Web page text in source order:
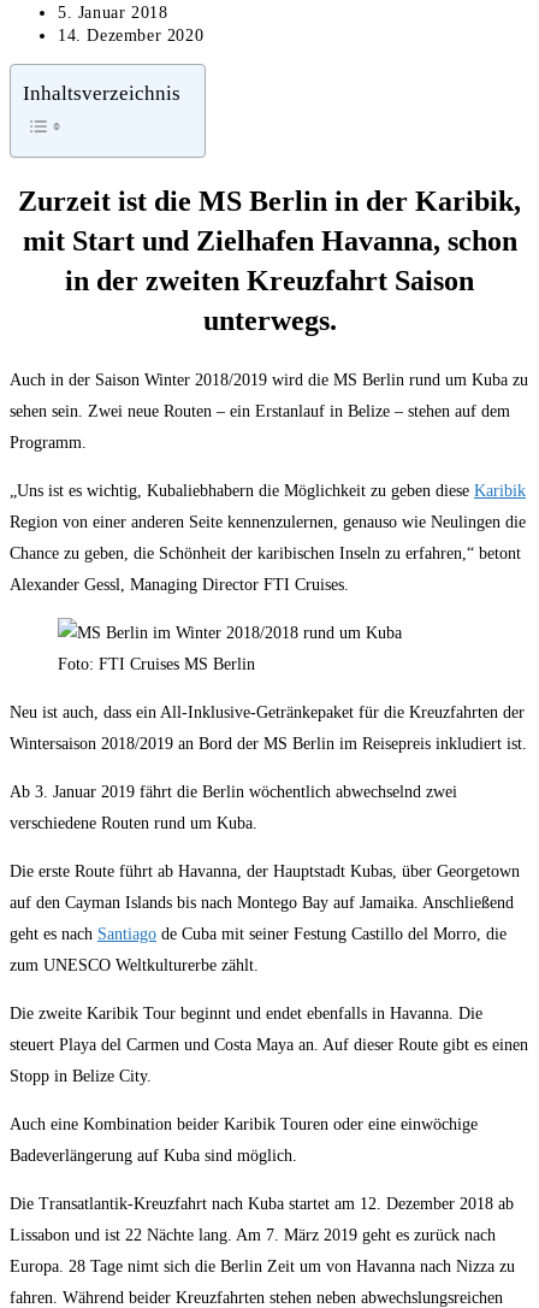
Autor:
Beitrag
veröffentlicht:
5. Januar 2018
Beitrag
am:
14. Dezember 2020
Inhaltsverzeichnis
Zurzeit ist die MS Berlin in der Karibik,
mit Start und Zielhafen Havanna, schon
in der zweiten Kreuzfahrt Saison
unterwegs.
Auch in der Saison Winter 2018/2019 wird die MS Berlin rund um Kuba zu
sehen sein. Zwei neue Routen – ein Erstanlauf in Belize – stehen auf dem
Programm.
„Uns ist es wichtig, Kubaliebhabern die Möglichkeit zu geben diese Karibik
Region von einer anderen Seite kennenzulernen, genauso wie Neulingen die
Chance zu geben, die Schönheit der karibischen Inseln zu erfahren,“ betont
Alexander Gessl, Managing Director FTI Cruises.
Foto: FTI Cruises MS Berlin
Neu ist auch, dass ein All-Inklusive-Getränkepaket für die Kreuzfahrten der
Wintersaison 2018/2019 an Bord der MS Berlin im Reisepreis inkludiert ist.
Ab 3. Januar 2019 fährt die Berlin wöchentlich abwechselnd zwei
verschiedene Routen rund um Kuba.
Die erste Route führt ab Havanna, der Hauptstadt Kubas, über Georgetown
auf den Cayman Islands bis nach Montego Bay auf Jamaika. Anschließend
geht es nach Santiago de Cuba mit seiner Festung Castillo del Morro, die
zum UNESCO Weltkulturerbe zählt.
Die zweite Karibik Tour beginnt und endet ebenfalls in Havanna. Die
steuert Playa del Carmen und Costa Maya an. Auf dieser Route gibt es einen
Stopp in Belize City.
Auch eine Kombination beider Karibik Touren oder eine einwöchige
Badeverlängerung auf Kuba sind möglich.
Die Transatlantik-Kreuzfahrt nach Kuba startet am 12. Dezember 2018 ab
Lissabon und ist 22 Nächte lang. Am 7. März 2019 geht es zurück nach
Europa. 28 Tage nimt sich die Berlin Zeit um von Havanna nach Nizza zu
fahren. Während beider Kreuzfahrten stehen neben abwechslungsreichen